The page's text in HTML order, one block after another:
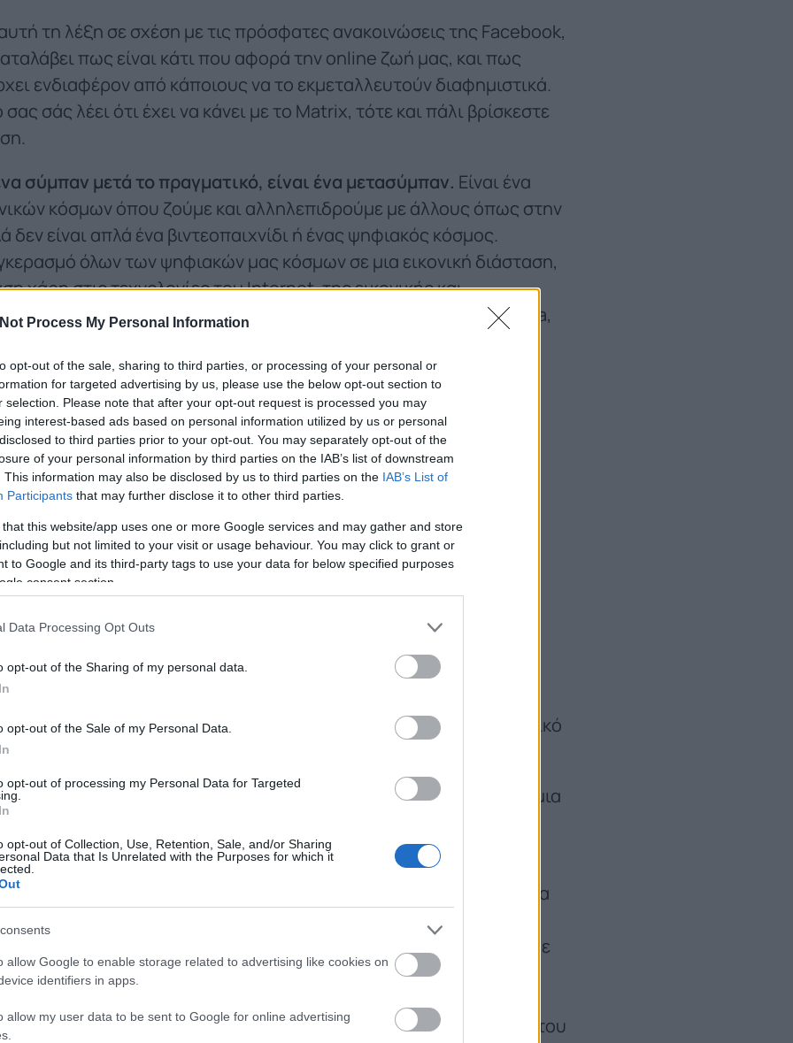
Process My Personal Information
opt-out of the sale, sharing to third parties, or processing of your personal or
for targeted advertising by us, please use the below opt-out section to
selection. Please note that after your opt-out request is processed you may
interest-based ads based on personal information utilized by us or personal
to third parties prior to your opt-out. You may separately opt-out of the
of your personal information by third parties on the IAB’s list of downstream
This information may also be disclosed by us to third parties on the IAB’s List of
Participants that may further disclose it to other third parties.
that this website/app uses one or more Google services and may gather and store
but not limited to your visit or usage behaviour. You may click to grant or
to Google and its third-party tags to use your data for below specified purposes
consent section.
Data Processing Opt Outs
opt-out of the Sharing of my personal data.
opt-out of the Sale of my Personal Data.
opt-out of processing my Personal Data for Targeted
opt-out of Collection, Use, Retention, Sale, and/or Sharing
Data that Is Unrelated with the Purposes for which it
allow Google to enable storage related to advertising like cookies on
identifiers in apps.
allow my user data to be sent to Google for online advertising
τη λέξη σε σχέση με τις πρόσφατες ανακοινώσεις της Facebook,
πως είναι κάτι που αφορά την online ζωή μας, και πως
ενδιαφέρον από κάποιους να το εκμεταλλευτούν διαφημιστικά.
σάς λέει ότι έχει να κάνει με το Matrix, τότε και πάλι βρίσκεστε
σύμπαν μετά το πραγματικό, είναι ένα μετασύμπαν. Είναι ένα
κόσμων όπου ζούμε και αλληλεπιδρούμε με άλλους όπως στην
είναι απλά ένα βιντεοπαιχνίδι ή ένας ψηφιακός κόσμος.
όλων των ψηφιακών μας κόσμων σε μια εικονική διάσταση,
χάρη στις τεχνολογίες του Internet, της εικονικής και
(που πλέον έχουν ωριμάσε)ι, αλλά και των social media,
και του blockchain που επιτρέπουν να δημιουργηθεί αυτή η
δεν έχει πλήκτρο on/off, είναι
που συνεχίζει να υπάρχει και να
διαρκώς, ακόμη κι όταν εμείς δεν
συνδεδεμένοι σε αυτόν.”
Metaverse από αυτό που μέχρι σήμερα αντιλαμβανόμαστε ως
πως“διασταυρώνεται” σε πολύ μεγαλύτερο βαθμό με την
της ζωής μας.
ορισμό της ακαδημαϊκού
Janet Murray: “είναι ένα μαγικό
παιγνιώδη χαρακτηριστικά του Animal Crossing”.
είναι: είναι αυτό το μέλλον μας ή μήπως είναι άλλη μια
ποντάρει στο πρώτο ενδεχόμενο. Τόσο πολύ μάλιστα, που
του πρέπει να αλλάξει όνομα για να προετοιμαστεί για τη νέα
τελευταίους μήνες η εταιρεία του παρουσίασε μια έκδοση
(
), ανακοίνωσε τη συνεργασία με
γυαλιών ηλίου επαυξημένης πραγματικότητας
το όνομά της σε Meta και θα ενισχύσει το ανθρώπινο
με 10.000 επιπλέον εργαζόμενους, με σκοπό την ανάπτυξη του